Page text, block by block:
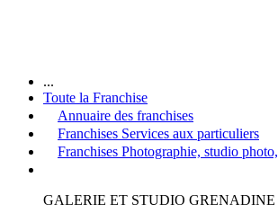
...
Toute la Franchise
Annuaire des franchises
Franchises Services aux particuliers
Franchises Photographie, studio
GALERIE ET STUDIO GRENADINE